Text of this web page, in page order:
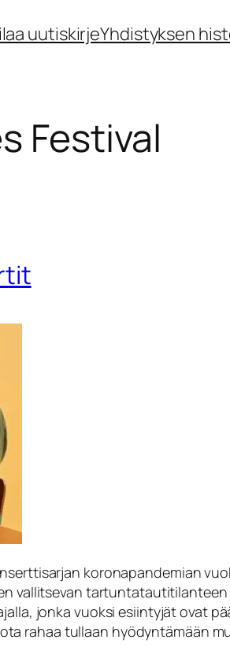
uutiskirjeYhdistyksen
Festival
koronapandemian
vallitsevan
jonka vuoksi esiintyjät ovat
rahaa tullaan hyödyntämään